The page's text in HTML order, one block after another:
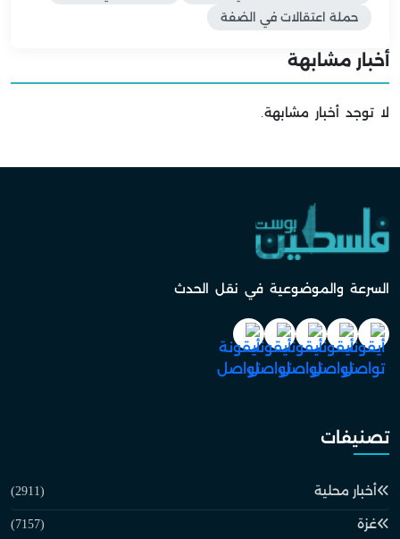
حملة اعتقالات في الضفة
أخبار مشابهة
لا توجد أخبار مشابهة.
السرعة والموضوعية في نقل الحدث
تصنيفات
أخبار محلية (2911)
غزة (7157)